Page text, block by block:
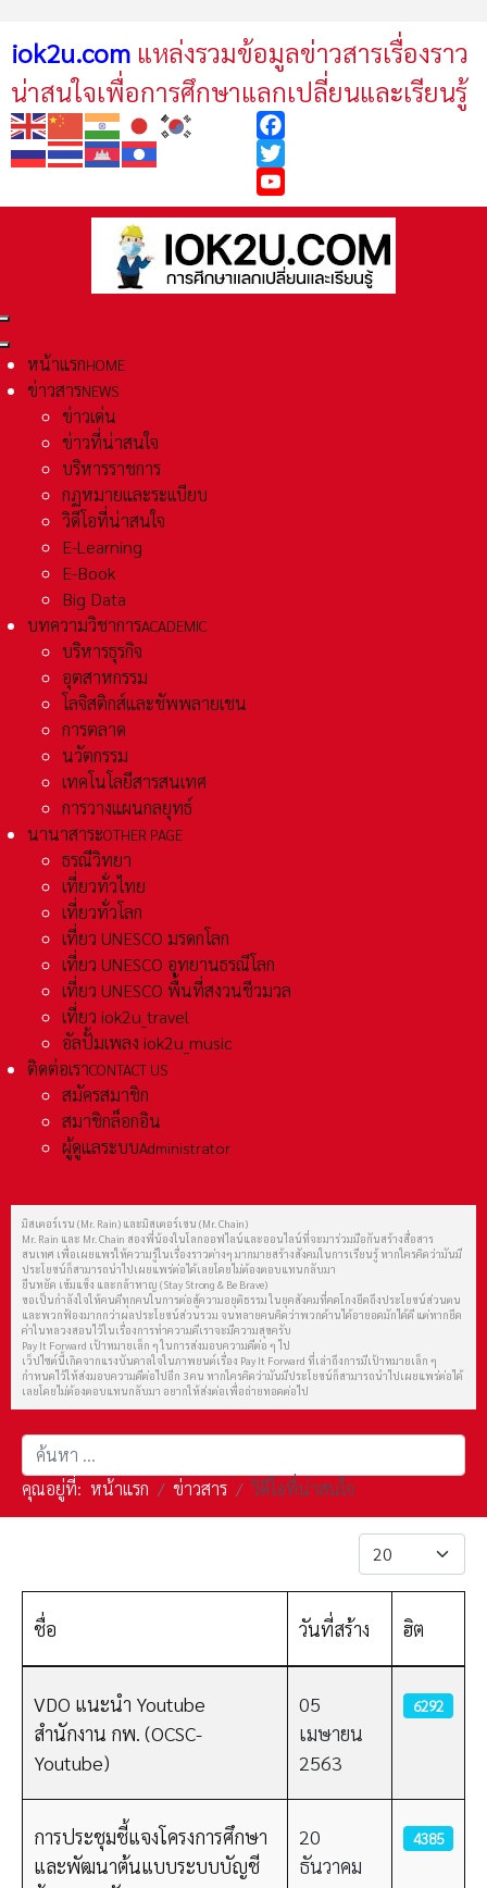
iok2u.com แหล่งรวมข้อมูลข่าวสารเรื่องราว
น่าสนใจเพื่อการศึกษาแลกเปลี่ยนและเรียนรู้
Facebook
Twitter
YouTube
หน้าแรกHOME
ข่าวสารNEWS
ข่าวเด่น
ข่าวที่น่าสนใจ
บริหารราชการ
กฏหมายและระเเบียบ
วิดีโอที่น่าสนใจ
E-Learning
E-Book
Big Data
บทความวิชาการACADEMIC
บริหารธุรกิจ
อุตสาหกรรม
โลจิสติกส์และชัพพลายเชน
การตลาด
นวัตกรรม
เทคโนโลยีสารสนเทศ
การวางแผนกลยุทธ์
นานาสาระOTHER PAGE
ธรณีวิทยา
เที่ยวทั่วไทย
เที่ยวทั่วโลก
เที่ยว UNESCO มรดกโลก
เที่ยว UNESCO อุทยานธรณีโลก
เที่ยว UNESCO พื้นที่สงวนชีวมวล
เที่ยว iok2u_travel
อัลปั้มเพลง iok2u_music
ติดต่อเราCONTACT US
สมัครสมาชิก
สมาชิกล็อกอิน
ผู้ดูแลระบบAdministrator
มิสเตอร์เรน (Mr. Rain) และมิสเตอร์เชน (Mr. Chain)
Mr. Rain และ Mr. Chain สองพี่น้องในโลกออฟไลน์และออนไลน์ที่จะมาร่วมมือกันสร้างสื่อสาร
สนเทศ เพื่อเผยแพร่ให้ความรู้ในเรื่องราวต่างๆ มากมายสร้างสังคมในการเรียนรู้ หากใครคิดว่ามันมี
ประโยชน์ก็สามารถนำไปเผยแพร่ต่อได้เลยโดยไม่ต้องตอบแทนกลับมา
ยืนหยัด เข้มแข็ง และกล้าหาญ (Stay Strong & Be Brave)
ขอเป็นกำลังใจให้คนดีทุกคนในการต่อสู้ความอยุติธรรม ในยุคสังคมที่คดโกงยึดถึงประโยชน์ส่วนตน
และพวกฟ้องมากกว่าผลประโยชน์ส่วนรวม จนหลายคนคิดว่าพวกด้านได้อายอดมักได้ดี แต่หากยึด
คำในหลวงสอนไว้ในเรื่องการทำความดีเราจะมีความสุขครับ
Pay It Forward เป้าหมายเล็ก ๆ ในการส่งมอบความดีต่อ ๆ ไป
เว็ปไซต์นี้เกิดจากแรงบันดาลใจในภาพยนต์เรื่อง Pay It Forward ที่เล่าถึงการมีเป้าหมายเล็ก ๆ
กำหนดไว้ให้ส่งมอบความดีต่อไปอีก 3 คน หากใครคิดว่ามันมีประโยชน์ก็สามารถนำไปเผยแพร่ต่อได้
เลยโดยไม่ต้องตอบแทนกลับมา อยากให้ส่งต่อเพื่อถ่ายทอดต่อไป
การค้นหา
คุณอยู่ที่: หน้าแรก ข่าวสาร วิดีโอที่น่าสนใจ
แสดง #
ชื่อ วันที่สร้าง ฮิต
VDO แนะนำ Youtube
สำนักงาน กพ. (OCSC-
Youtube)
05
เมษายน
2563
6292
การประชุมชี้แจงโครงการศึกษา
และพัฒนาต้นแบบระบบบัญชี
20
ธันวาคม
4385